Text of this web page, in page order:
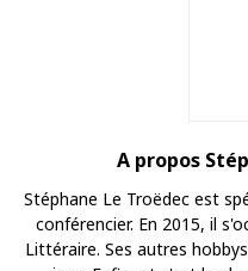
A propos
Stéphane Le Troëdec est
conférencier. En 2015, il
Littéraire. Ses autres